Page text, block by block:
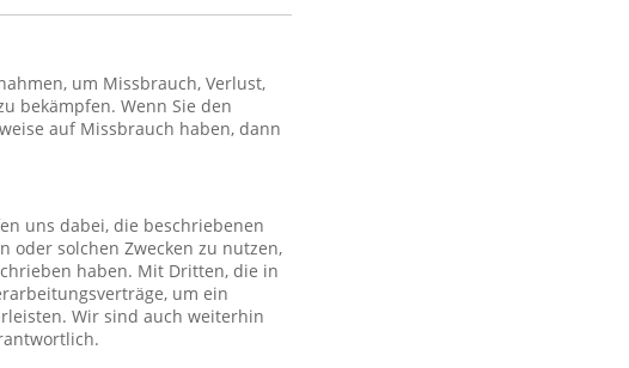
um Missbrauch, Verlust,
bekämpfen. Wenn Sie den
auf Missbrauch haben, dann
uns dabei, die beschriebenen
oder solchen Zwecken zu nutzen,
haben. Mit Dritten, die in
um ein
Wir sind auch weiterhin